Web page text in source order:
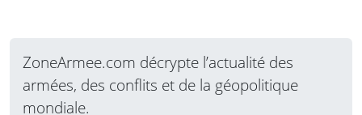
ZoneArmee.com décrypte l’actualité des
armées, des conflits et de la géopolitique
mondiale.